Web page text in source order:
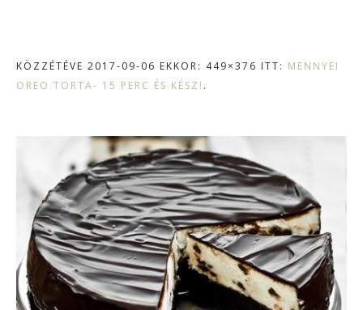
KÖZZÉTÉVE 2017-09-06 EKKOR: 449×376 ITT: MENNYEI
OREO TORTA- 15 PERC ÉS KÉSZ! .